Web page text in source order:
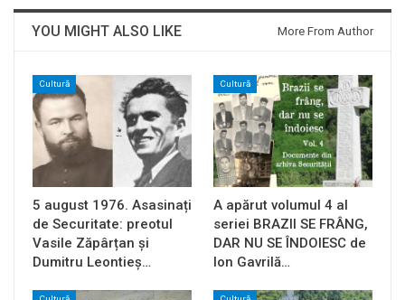
YOU MIGHT ALSO LIKE More From Author
Cultură
5 august 1976. Asasinați
de Securitate: preotul
Vasile Zăpârțan și
Dumitru Leontieș…
Cultură
A apărut volumul 4 al
seriei BRAZII SE FRÂNG,
DAR NU SE ÎNDOIESC de
Ion Gavrilă…